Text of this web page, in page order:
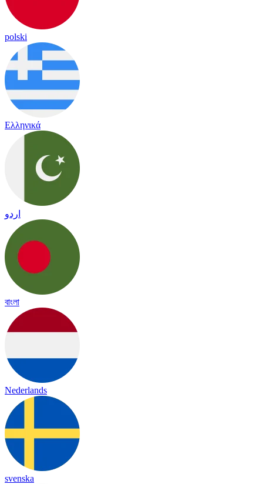
polski
Ελληνικά
اردو
বাংলা
Nederlands
svenska